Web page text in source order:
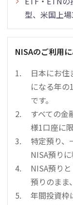
型、米国上
NISAのご利用
日本にお住
になる年
です。
すべての金
様1口座に
特定預り、
NISA預り
NISA預り
預りのまま
年間投資枠